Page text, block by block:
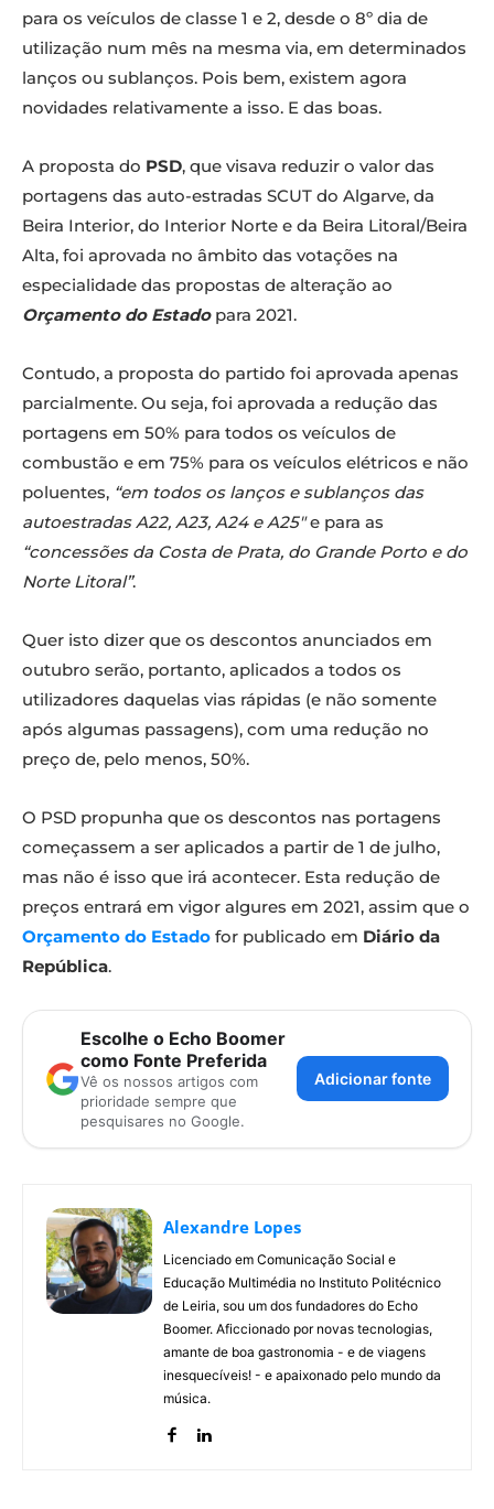
para os veículos de classe 1 e 2, desde o 8º dia de
utilização num mês na mesma via, em determinados
lanços ou sublanços. Pois bem, existem agora
novidades relativamente a isso. E das boas.
A proposta do PSD, que visava reduzir o valor das
portagens das auto-estradas SCUT do Algarve, da
Beira Interior, do Interior Norte e da Beira Litoral/Beira
Alta, foi aprovada no âmbito das votações na
especialidade das propostas de alteração ao
Orçamento do Estadopara 2021.
Contudo, a proposta do partido foi aprovada apenas
parcialmente. Ou seja, foi aprovada a redução das
portagens em 50% para todos os veículos de
combustão e em 75% para os veículos elétricos e não
poluentes, “em todos os lanços e sublanços das
autoestradas A22, A23, A24 e A25″e para as
“concessões da Costa de Prata, do Grande Porto e do
Norte Litoral”.
Quer isto dizer que os descontos anunciados em
outubro serão, portanto, aplicados a todos os
utilizadores daquelas vias rápidas (e não somente
após algumas passagens), com uma redução no
preço de, pelo menos, 50%.
O PSD propunha que os descontos nas portagens
começassem a ser aplicados a partir de 1 de julho,
mas não é isso que irá acontecer. Esta redução de
preços entrará em vigor algures em 2021, assim que o
Orçamento do Estado for publicado em Diário da
República.
Escolhe o Echo Boomer
como Fonte Preferida
Vê os nossos artigos com
prioridade sempre que
pesquisares no Google.
Adicionar fonte
Alexandre Lopes
Licenciado em Comunicação Social e
Educação Multimédia no Instituto Politécnico
de Leiria, sou um dos fundadores do Echo
Boomer. Aficcionado por novas tecnologias,
amante de boa gastronomia - e de viagens
inesquecíveis! - e apaixonado pelo mundo da
música.